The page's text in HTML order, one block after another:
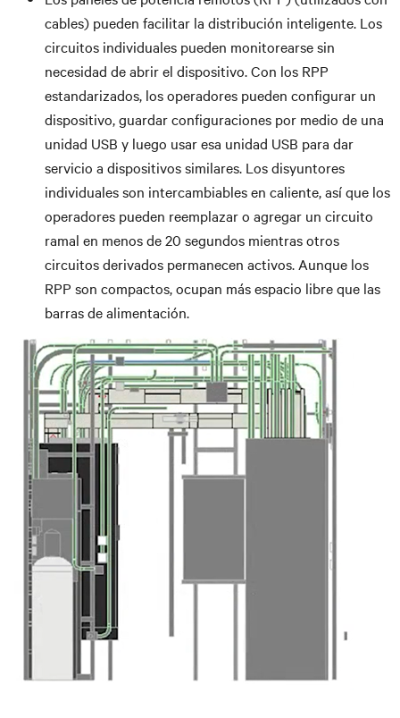
cables) pueden facilitar la distribución inteligente. Los
circuitos individuales pueden monitorearse sin
necesidad de abrir el dispositivo. Con los RPP
estandarizados, los operadores pueden configurar un
dispositivo, guardar configuraciones por medio de una
unidad USB y luego usar esa unidad USB para dar
servicio a dispositivos similares. Los disyuntores
individuales son intercambiables en caliente, así que los
operadores pueden reemplazar o agregar un circuito
ramal en menos de 20 segundos mientras otros
circuitos derivados permanecen activos. Aunque los
RPP son compactos, ocupan más espacio libre que las
barras de alimentación.